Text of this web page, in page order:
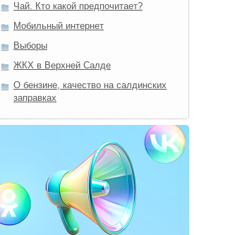
Чай. Кто какой предпочитает?
Мобильный интернет
Выборы
ЖКХ в Верхней Салде
О бензине, качество на салдинских
заправках